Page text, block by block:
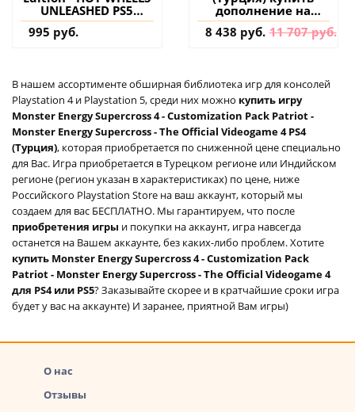
UNLEASHED PS5
(Турция) купить
дополнение на
995 руб.
дополнение на
аккаунт
8 438 руб. 11 707 руб.
В нашем ассортименте обширная библиотека игр для консолей
Playstation 4 и Playstation 5, среди них можно купить игру
Monster Energy Supercross 4 - Customization Pack Patriot -
Monster Energy Supercross - The Official Videogame 4 PS4
(Турция), которая приобретается по сниженной цене специально
для Вас. Игра приобретается в Турецком регионе или Индийском
регионе (регион указан в характеристиках) по цене, ниже
Российского Playstation Store на ваш аккаунт, который мы
создаем для вас БЕСПЛАТНО. Мы гарантируем, что после
приобретения игры и покупки на аккаунт, игра навсегда
останется на Вашем аккаунте, без каких-либо проблем. Хотите
купить Monster Energy Supercross 4 - Customization Pack
Patriot - Monster Energy Supercross - The Official Videogame 4
для PS4 или PS5? Заказывайте скорее и в кратчайшие сроки игра
будет у вас на аккаунте) И заранее, приятной Вам игры)
О нас
Отзывы